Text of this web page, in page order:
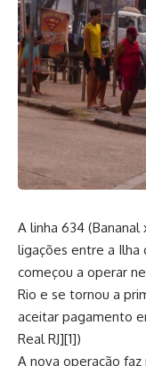
A linha 634 (Bananal
ligações entre a Ilha
começou a operar
Rio e se tornou a
aceitar pagamento
Real RJ][1])
A nova operação